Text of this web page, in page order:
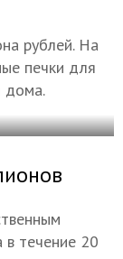
рублей. На
печки для
дома.
в течение 20